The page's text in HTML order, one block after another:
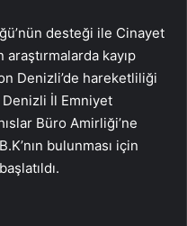
desteği ile Cinayet
kayıp
Denizli’de hareketliliği
Denizli İl Emniyet
Büro Amirliği’ne
bulunması için